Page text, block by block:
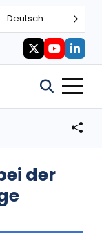
Deutsch
der